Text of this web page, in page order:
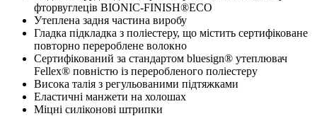
фторвуглеців BIONIC-FINISH®ECO
Утеплена задня частина виробу
Гладка підкладка з поліестеру, що містить сертифіковане
повторно перероблене волокно
Сертифікований за стандартом bluesign® утеплювач
Fellex® повністю із переробленого поліестеру
Висока талія з регульованими підтяжками
Еластичні манжети на холошах
Міцні силіконові штрипки